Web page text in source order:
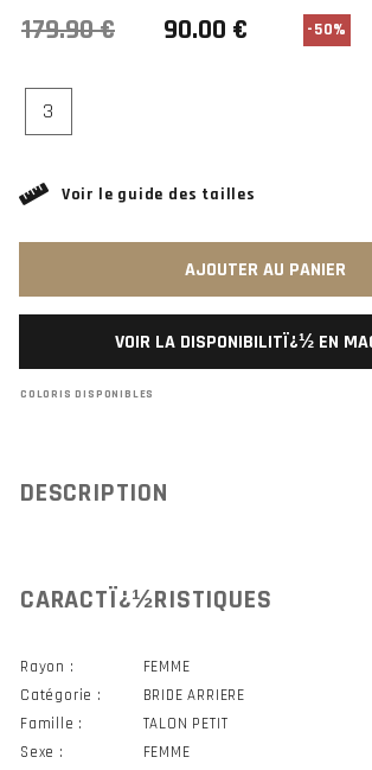
-50%
3
Voir le guide des tailles
AJOUTER AU PANIER
VOIR LA DISPONIBILITÏ¿½ EN
COLORIS DISPONIBLES
DESCRIPTION
CARACTÏ¿½RISTIQUES
Rayon :
FEMME
Catégorie :
BRIDE ARRIERE
Famille :
TALON PETIT
Sexe :
FEMME